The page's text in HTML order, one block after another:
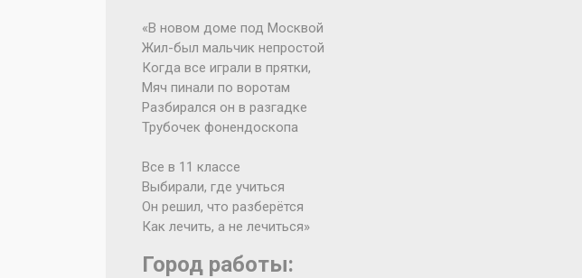
«В новом доме под Москвой
Жил-был мальчик непростой
Когда все играли в прятки,
Мяч пинали по воротам
Разбирался он в разгадке
Трубочек фонендоскопа
Все в 11 классе
Выбирали, где учиться
Он решил, что разберётся
Как лечить, а не лечиться»
Город работы: